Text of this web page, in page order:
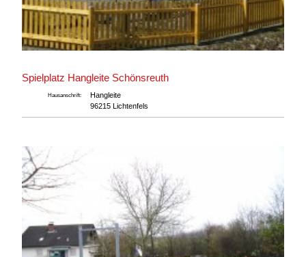
Spielplatz Hangleite Schönsreuth
Hausanschrift:
Hangleite
96215 Lichtenfels